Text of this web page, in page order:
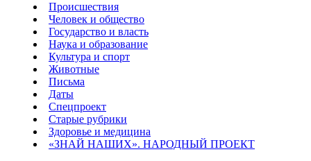
Происшествия
Человек и общество
Государство и власть
Наука и образование
Культура и спорт
Животные
Письма
Даты
Спецпроект
Старые рубрики
Здоровье и медицина
«ЗНАЙ НАШИХ». НАРОДНЫЙ ПРОЕКТ